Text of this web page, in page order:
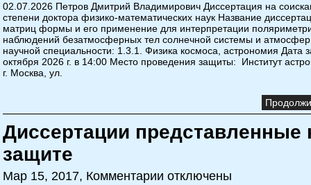
02.07.2026 Петров Дмитрий Владимирович Диссертация на
степени доктора физико-математических наук Название
матриц формы и его применение для интерпретации
наблюдений безатмосферных тел солнечной системы и
научной специальности: 1.3.1. Физика космоса, астрономия Дата
октября 2026 г. в 14:00 Место проведения защиты: Институт
г. Москва, ул.
Диссертации представленные
защите
Мар 15, 2017, Комментарии отключены